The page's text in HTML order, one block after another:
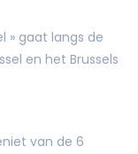
» gaat langs de
en het Brussels
van de 6